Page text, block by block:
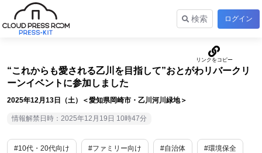
検索 ログイン
“これからも愛される乙川を目指して”おとがわリバークリ
ーンイベントに参加しました
2025年12月13日（土）＜愛知県岡崎市・乙川河川緑地＞
情報解禁日時：2025年12月19日 10時47分
#10代・20代向け #ファミリー向け #自治体 #環境保全